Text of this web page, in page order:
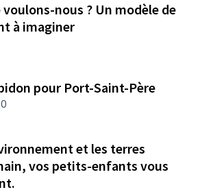
nous ? Un modèle de
à imaginer
pour Port-Saint-Père
0
et les terres
vos petits-enfants vous